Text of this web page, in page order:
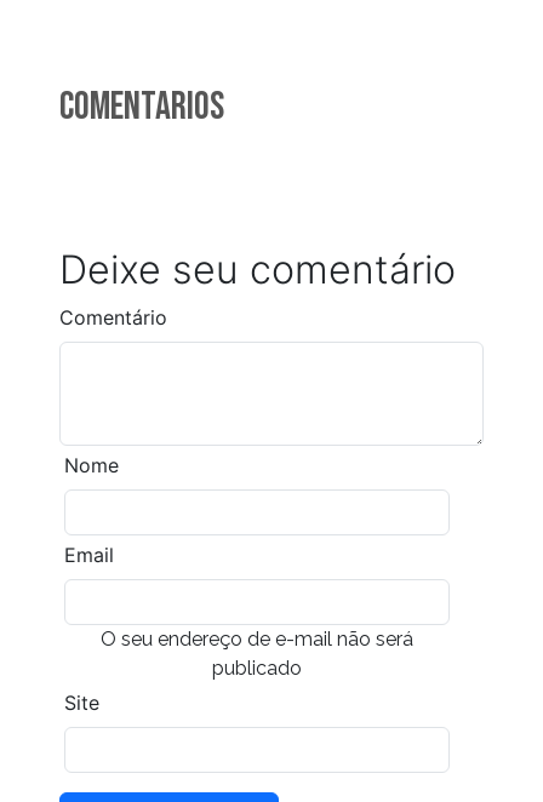
Comentarios
Deixe seu comentário
Comentário
Nome
Email
O seu endereço de e-mail não será
publicado
Site